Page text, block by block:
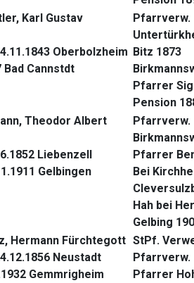
Karl Gustav
Oberbolzheim
Bad Cannstdt
Pfarrverw.
Bitz 1873
Pfarrer
Pension
Theodor Albert
Liebenzell
Gelbingen
Pfarrverw.
Pfarrer
Bei
Hah bei
Gelbing
Hermann Fürchtegott
Neustadt
Gemmrigheim
StPf.
Pfarrverw.
Pfarrer